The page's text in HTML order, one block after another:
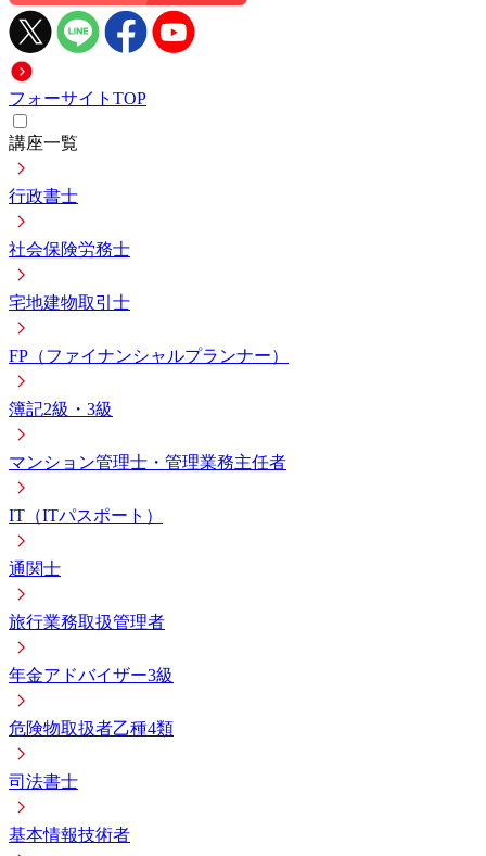
フォーサイトTOP
講座一覧
行政書士
社会保険労務士
宅地建物取引士
FP（ファイナンシャルプランナー）
簿記2級・3級
マンション管理士・管理業務主任者
IT（ITパスポート）
通関士
旅行業務取扱管理者
年金アドバイザー3級
危険物取扱者乙種4類
司法書士
基本情報技術者